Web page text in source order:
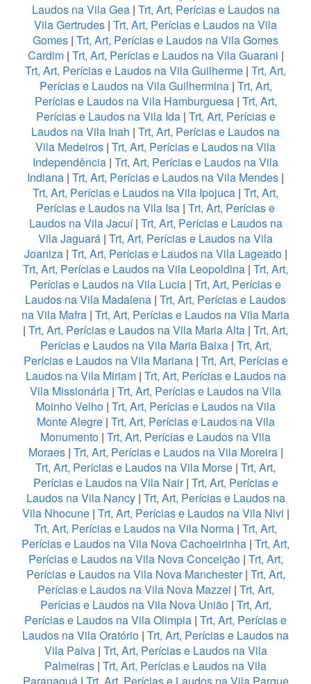
Laudos na Vila Gea| Trt, Art, Perícias e Laudos na
Vila Gertrudes | Trt, Art, Perícias e Laudos na Vila
Gomes | Trt, Art, Perícias e Laudos na Vila Gomes
Cardim| Trt, Art, Perícias e Laudos na Vila Guarani |
Trt, Art, Perícias e Laudos na Vila Guilherme | Trt, Art,
Perícias e Laudos na Vila Guilhermina| Trt, Art,
Perícias e Laudos na Vila Hamburguesa| Trt, Art,
Perícias e Laudos na Vila Ida| Trt, Art, Perícias e
Laudos na Vila Inah | Trt, Art, Perícias e Laudos na
Vila Medeiros | Trt, Art, Perícias e Laudos na Vila
Independência | Trt, Art, Perícias e Laudos na Vila
Indiana | Trt, Art, Perícias e Laudos na Vila Mendes |
Trt, Art, Perícias e Laudos na Vila Ipojuca | Trt, Art,
Perícias e Laudos na Vila Isa | Trt, Art, Perícias e
Laudos na Vila Jacuí| Trt, Art, Perícias e Laudos na
Vila Jaguará | Trt, Art, Perícias e Laudos na Vila
Joaniza| Trt, Art, Perícias e Laudos na Vila Lageado|
Trt, Art, Perícias e Laudos na Vila Leopoldina | Trt, Art,
Perícias e Laudos na Vila Lucia | Trt, Art, Perícias e
Laudos na Vila Madalena | Trt, Art, Perícias e Laudos
na Vila Mafra | Trt, Art, Perícias e Laudos na Vila Maria
| Trt, Art, Perícias e Laudos na Vila Maria Alta | Trt, Art,
Perícias e Laudos na Vila Maria Baixa| Trt, Art,
Perícias e Laudos na Vila Mariana| Trt, Art, Perícias e
Laudos na Vila Miriam| Trt, Art, Perícias e Laudos na
Vila Missionária | Trt, Art, Perícias e Laudos na Vila
Moinho Velho | Trt, Art, Perícias e Laudos na Vila
Monte Alegre| Trt, Art, Perícias e Laudos na Vila
Monumento | Trt, Art, Perícias e Laudos na Vila
Moraes| Trt, Art, Perícias e Laudos na Vila Moreira|
Trt, Art, Perícias e Laudos na Vila Morse | Trt, Art,
Perícias e Laudos na Vila Nair| Trt, Art, Perícias e
Laudos na Vila Nancy| Trt, Art, Perícias e Laudos na
Vila Nhocune| Trt, Art, Perícias e Laudos na Vila Nivi |
Trt, Art, Perícias e Laudos na Vila Norma | Trt, Art,
Perícias e Laudos na Vila Nova Cachoeirinha | Trt, Art,
Perícias e Laudos na Vila Nova Conceição| Trt, Art,
Perícias e Laudos na Vila Nova Manchester| Trt, Art,
Perícias e Laudos na Vila Nova Mazzei | Trt, Art,
Perícias e Laudos na Vila Nova União| Trt, Art,
Perícias e Laudos na Vila Olimpia | Trt, Art, Perícias e
Laudos na Vila Oratório | Trt, Art, Perícias e Laudos na
Vila Paiva| Trt, Art, Perícias e Laudos na Vila
Palmeiras | Trt, Art, Perícias e Laudos na Vila